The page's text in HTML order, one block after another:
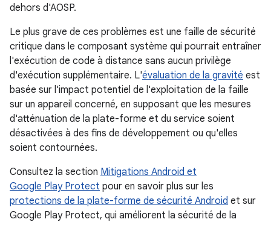
dehors d'AOSP.
Le plus grave de ces problèmes est une faille de sécurité
critique dans le composant système qui pourrait entraîner
l'exécution de code à distance sans aucun privilège
d'exécution supplémentaire. L'évaluation de la gravité est
basée sur l'impact potentiel de l'exploitation de la faille
sur un appareil concerné, en supposant que les mesures
d'atténuation de la plate-forme et du service soient
désactivées à des fins de développement ou qu'elles
soient contournées.
Consultez la section Mitigations Android et
Google Play Protect pour en savoir plus sur les
protections de la plate-forme de sécurité Android et sur
Google Play Protect, qui améliorent la sécurité de la